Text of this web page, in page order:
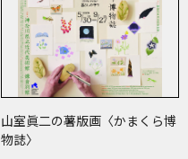
山室眞二の薯版画〈かまくら博
物誌〉